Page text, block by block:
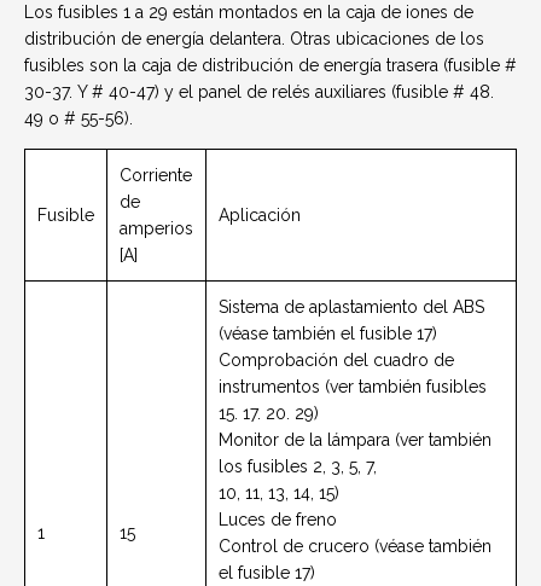
Los fusibles 1 a 29 están montados en la caja de iones de
distribución de energía delantera. Otras ubicaciones de los
fusibles son la caja de distribución de energía trasera (fusible #
30-37. Y # 40-47) y el panel de relés auxiliares (fusible # 48.
49 o # 55-56).
Fusible
Corriente
de
amperios
[A]
Aplicación
1 15
Sistema de aplastamiento del ABS
(véase también el fusible 17)
Comprobación del cuadro de
instrumentos (ver también fusibles
15. 17. 20. 29)
Monitor de la lámpara (ver también
los fusibles 2, 3, 5, 7,
10, 11, 13, 14, 15)
Luces de freno
Control de crucero (véase también
el fusible 17)